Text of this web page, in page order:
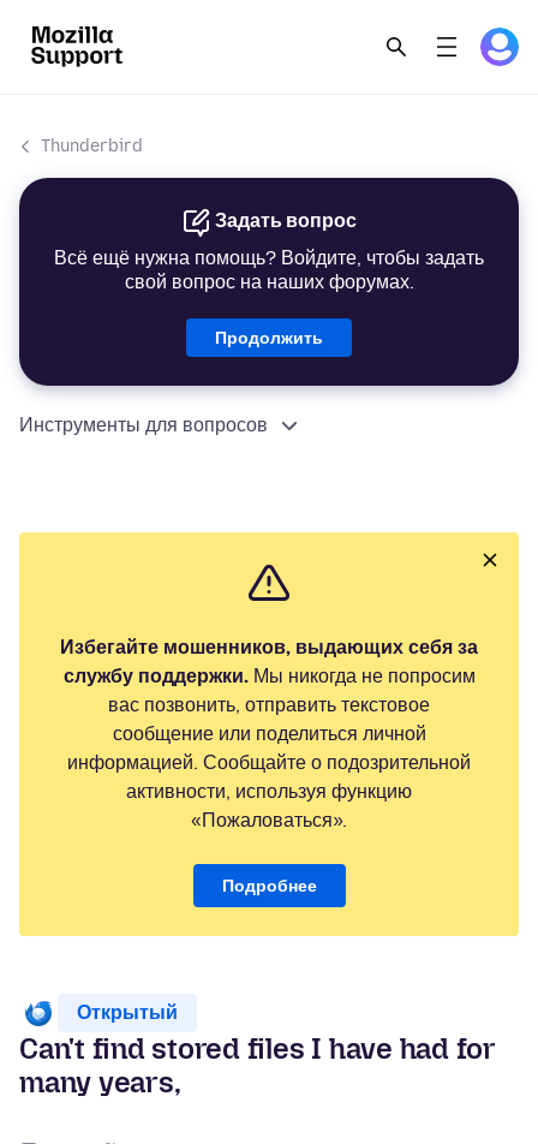
Thunderbird
Задать вопрос
Всё ещё нужна помощь? Войдите, чтобы задать
свой вопрос на наших форумах.
Продолжить
Инструменты для вопросов
Избегайте мошенников, выдающих себя за
службу поддержки.Мы никогда не попросим
вас позвонить, отправить текстовое
сообщение или поделиться личной
информацией. Сообщайте о подозрительной
активности, используя функцию
«Пожаловаться».
Подробнее
Открытый
Can't find stored files I have had for
many years,